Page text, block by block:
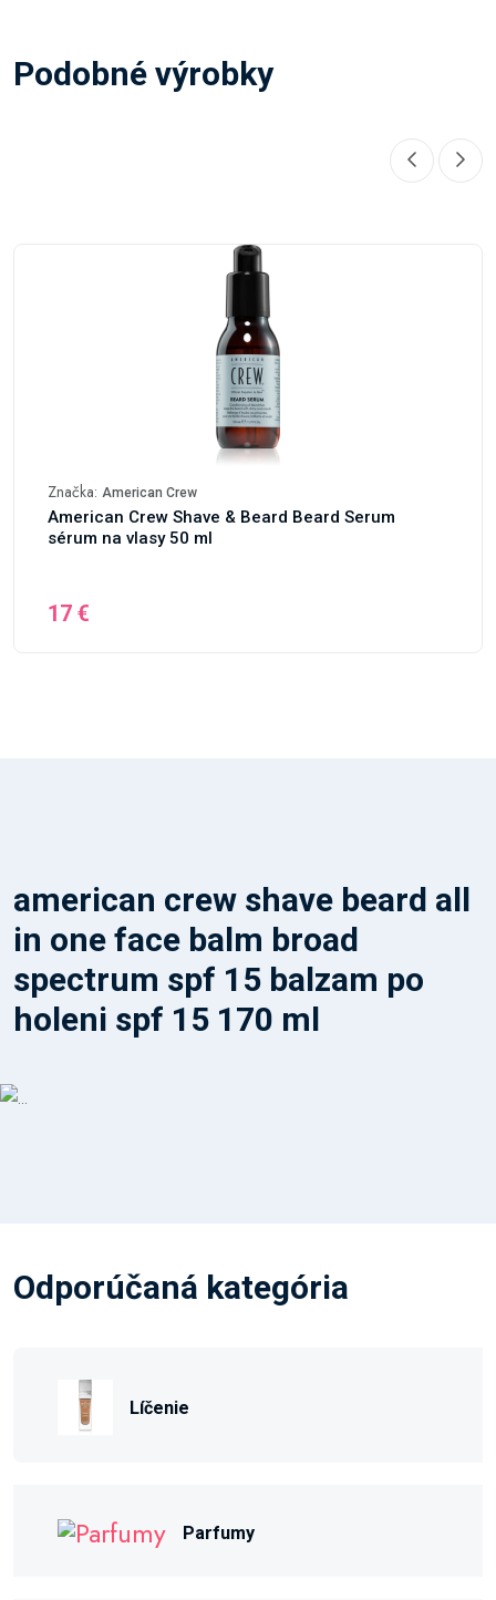
Podobné výrobky
Značka: American Crew
American Crew Shave & Beard Beard Serum
sérum na vlasy 50 ml
17 €
american crew shave beard all
in one face balm broad
spectrum spf 15 balzam po
holeni spf 15 170 ml
Odporúčaná kategória
Líčenie
Parfumy